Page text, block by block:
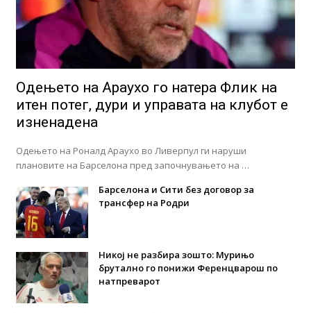
Одењето на Араухо го натера Флик на
итен потег, дури и управата на клубот е
изненадена
Одењето на Роналд Араухо во Ливерпул ги наруши
плановите на Барселона пред започнувањето на …
Барселона и Сити без договор за
трансфер на Родри
Никој не разбира зошто: Мурињо
брутално го понижи Ференцварош по
натпреварот